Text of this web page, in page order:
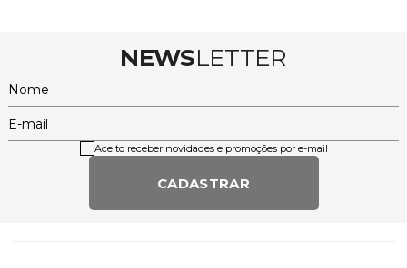
NEWSLETTER
Nome
E-mail
CADASTRAR
Aceito receber novidades e promoções por e-mail